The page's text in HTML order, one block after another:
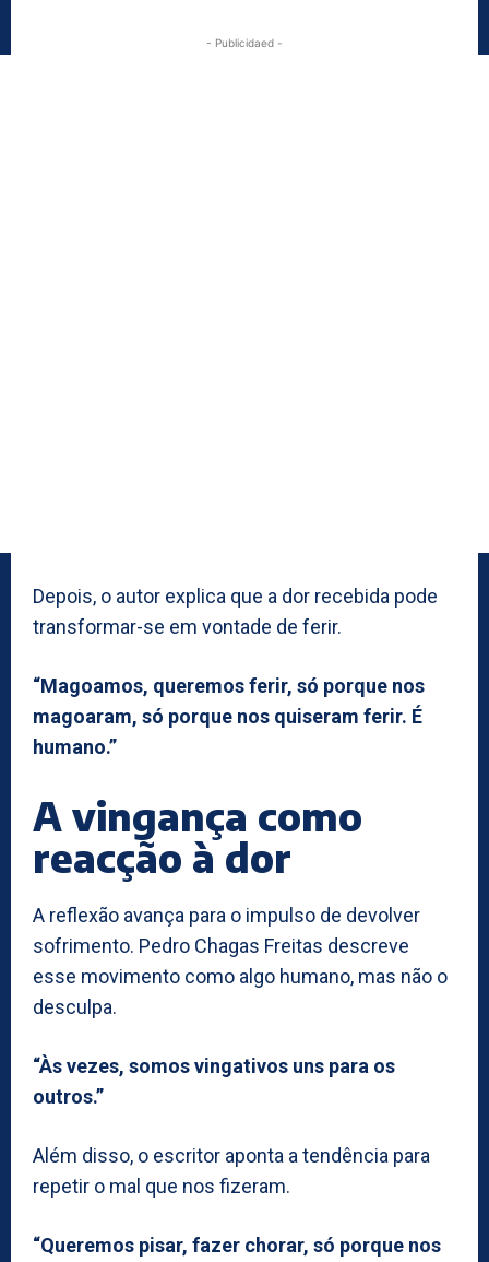
- Publicidaed -
Depois, o autor explica que a dor recebida pode
transformar-se em vontade de ferir.
“Magoamos, queremos ferir, só porque nos
magoaram, só porque nos quiseram ferir. É
humano.”
A vingança como
reacção à dor
A reflexão avança para o impulso de devolver
sofrimento. Pedro Chagas Freitas descreve
esse movimento como algo humano, mas não o
desculpa.
“Às vezes, somos vingativos uns para os
outros.”
Além disso, o escritor aponta a tendência para
repetir o mal que nos fizeram.
“Queremos pisar, fazer chorar, só porque nos